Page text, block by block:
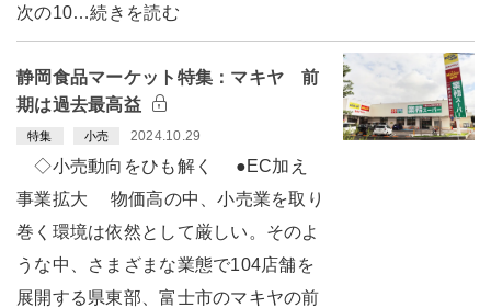
次の10…続きを読む
静岡食品マーケット特集：マキヤ 前
期は過去最高益
特集 小売 2024.10.29
◇小売動向をひも解く ●EC加え
事業拡大 物価高の中、小売業を取り
巻く環境は依然として厳しい。そのよ
うな中、さまざまな業態で104店舗を
展開する県東部、富士市のマキヤの前